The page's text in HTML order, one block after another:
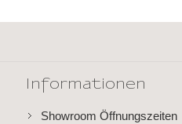
Informationen
Showroom Öffnungszeiten